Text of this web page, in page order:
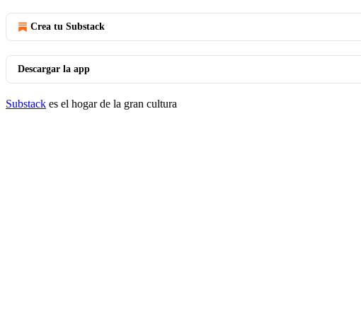
Crea tu Substack
Descargar la app
Substack es el hogar de la gran cultura